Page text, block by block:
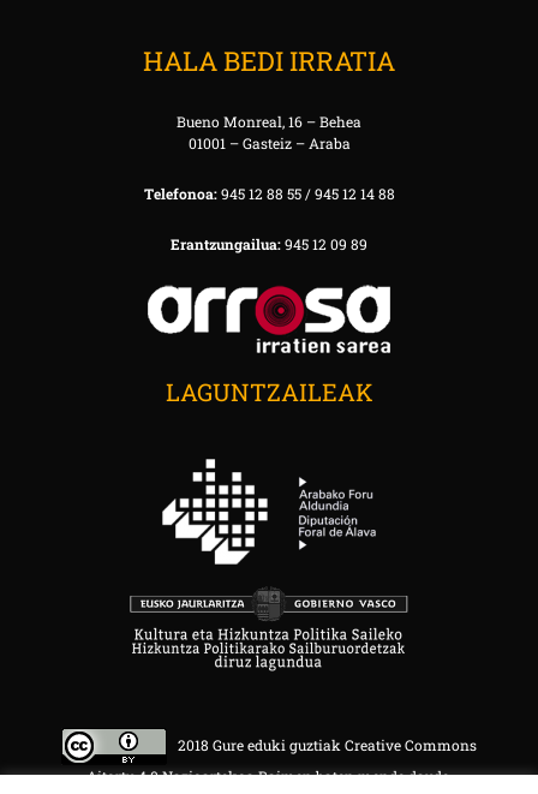
HALA BEDI IRRATIA
Bueno Monreal, 16 – Behea
01001 – Gasteiz – Araba
Telefonoa:945 12 88 55 / 945 12 14 88
Erantzungailua:945 12 09 89
LAGUNTZAILEAK
2018 Gure eduki guztiak Creative Commons
Aitortu 4.0 Nazioartekoa Baimen baten mende daude.